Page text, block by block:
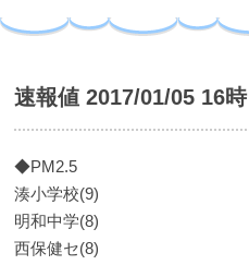
速報値 2017/01/05 16時
◆PM2.5
湊小学校(9)
明和中学(8)
西保健セ(8)